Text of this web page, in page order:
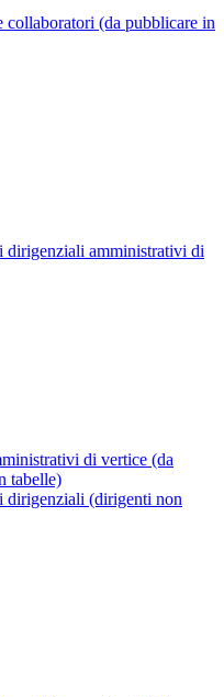
collaboratori (da pubblicare in
dirigenziali amministrativi di
di vertice (da
tabelle)
dirigenziali (dirigenti non